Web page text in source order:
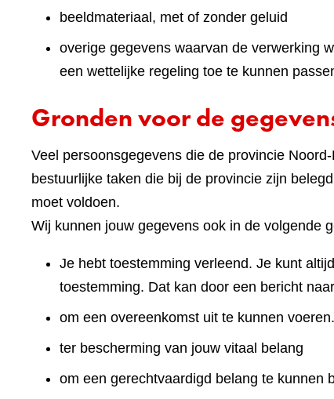
beeldmateriaal, met of zonder geluid
overige gegevens waarvan de verwerking
een wettelijke regeling toe te kunnen
Gronden voor de
Veel persoonsgegevens die de provincie
bestuurlijke taken die bij de provincie zijn
moet voldoen.
Wij kunnen jouw gegevens ook in de volgende
Je hebt toestemming verleend. Je kunt
toestemming. Dat kan door een bericht naar
om een overeenkomst uit te kunnen voeren.
ter bescherming van jouw vitaal belang
om een gerechtvaardigd belang te kunnen